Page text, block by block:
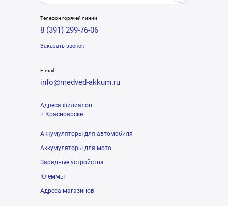
Телефон горячей линии
8 (391) 299-76-06
Заказать звонок
E-mail
info@medved-akkum.ru
Адреса филиалов
в Красноярске
Аккумуляторы для автомобиля
Аккумуляторы для мото
Зарядные устройства
Клеммы
Адреса магазинов